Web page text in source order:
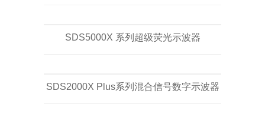
SDS5000X 系列超级荧光示波器
SDS2000X Plus系列混合信号数字示波器